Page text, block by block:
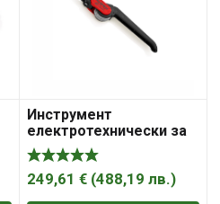
Инструмент
електротехнически за
зачистване на кабели
150mm, над ф 25mm 16
40 150 Knipex
249,61 € (488,19 лв.)